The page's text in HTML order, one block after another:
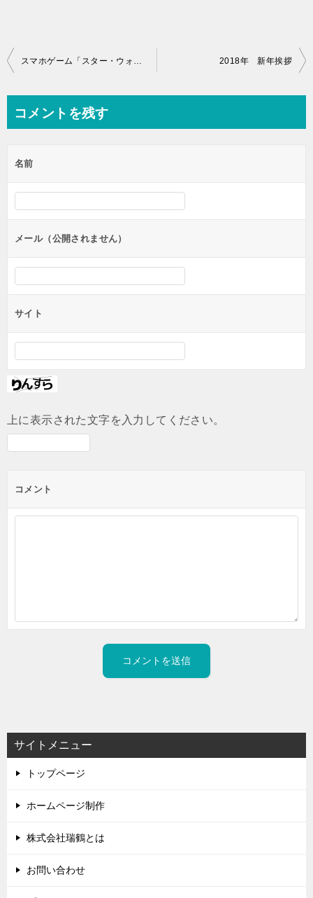
投
ビ
ー
シ
ン
スマホゲーム「スター・ウォーズ／銀河の英雄」の紹介 2018年 新年挨拶
コメントを残す
名前
メール（公開されません）
サイト
上に表示された文字を入力してください。
コメント
サイトメニュー
トップページ
ホームページ制作
株式会社瑞鶴とは
お問い合わせ